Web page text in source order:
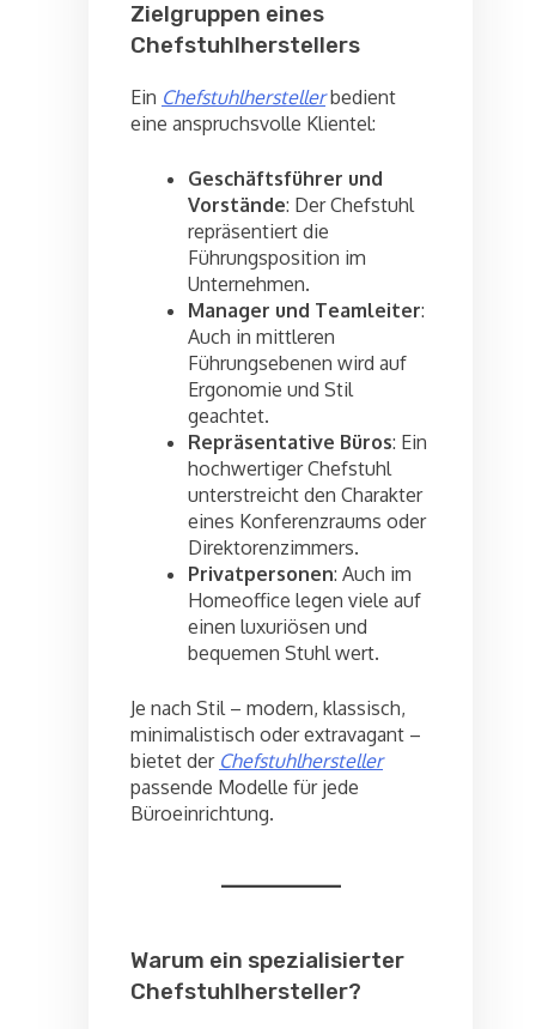
Zielgruppen eines
Chefstuhlherstellers
Ein Chefstuhlherstellerbedient
eine anspruchsvolle Klientel:
Geschäftsführer und
Vorstände: Der Chefstuhl
repräsentiert die
Führungsposition im
Unternehmen.
Manager und Teamleiter:
Auch in mittleren
Führungsebenen wird auf
Ergonomie und Stil
geachtet.
Repräsentative Büros: Ein
hochwertiger Chefstuhl
unterstreicht den Charakter
eines Konferenzraums oder
Direktorenzimmers.
Privatpersonen: Auch im
Homeoffice legen viele auf
einen luxuriösen und
bequemen Stuhl wert.
Je nach Stil – modern, klassisch,
minimalistisch oder extravagant –
bietet der Chefstuhlhersteller
passende Modelle für jede
Büroeinrichtung.
Warum ein spezialisierter
Chefstuhlhersteller?